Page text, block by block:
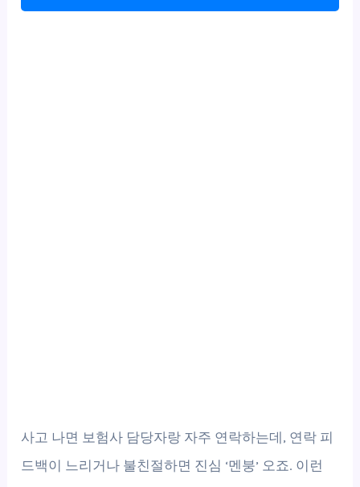
사고 나면 보험사 담당자랑 자주 연락하는데, 연락 피
드백이 느리거나 불친절하면 진심 ‘멘붕’ 오죠. 이런